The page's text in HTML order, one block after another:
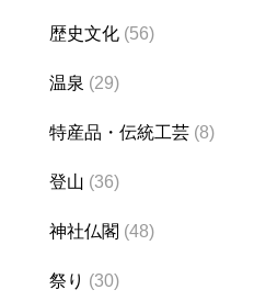
歴史文化 (56)
温泉 (29)
特産品・伝統工芸 (8)
登山 (36)
神社仏閣 (48)
祭り (30)